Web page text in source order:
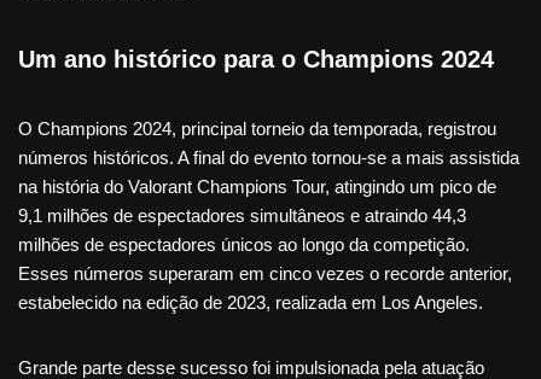
Um ano histórico para o Champions 2024
O Champions 2024, principal torneio da temporada, registrou
números históricos. A final do evento tornou-se a mais assistida
na história do Valorant Champions Tour, atingindo um pico de
9,1 milhões de espectadores simultâneos e atraindo 44,3
milhões de espectadores únicos ao longo da competição.
Esses números superaram em cinco vezes o recorde anterior,
estabelecido na edição de 2023, realizada em Los Angeles.
Grande parte desse sucesso foi impulsionada pela atuação